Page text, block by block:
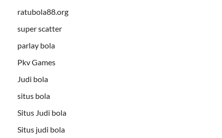
ratubola88.org
super scatter
parlay bola
Pkv Games
Judi bola
situs bola
Situs Judi bola
Situs judi bola